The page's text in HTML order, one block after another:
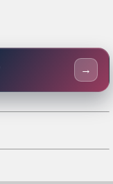
→